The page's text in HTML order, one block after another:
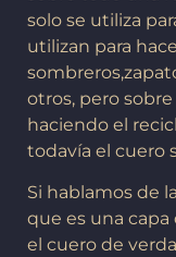
solo se utiliza
utilizan para
otros, pero
haciendo el
todavía el cuero
Si hablamos de
que es una
el cuero de